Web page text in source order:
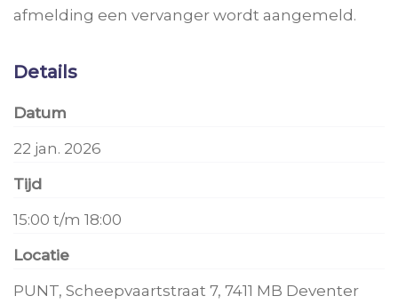
afmelding een vervanger wordt aangemeld.
Details
Datum
22 jan. 2026
Tijd
15:00 t/m 18:00
Locatie
PUNT, Scheepvaartstraat 7, 7411 MB Deventer